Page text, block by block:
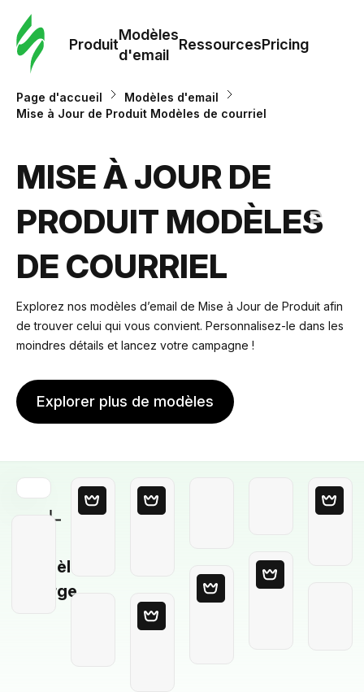
Produit
Modèles
d'email
RessourcesPricing
Page d'accueil
Modèles d'email
Mise à Jour de Produit Modèles de courriel
MISE À JOUR DE
PRODUIT MODÈLES
DE COURRIEL
Explorez nos modèles d’email de Mise à Jour de Produit afin
de trouver celui qui vous convient. Personnalisez-le dans les
moindres détails et lancez votre campagne !
Explorer plus de modèles
Modèle
Vierge